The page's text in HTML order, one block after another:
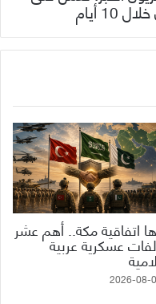
أيام
اتفاقية مكة.. أهم عشر
عسكرية عربية
2026-08-